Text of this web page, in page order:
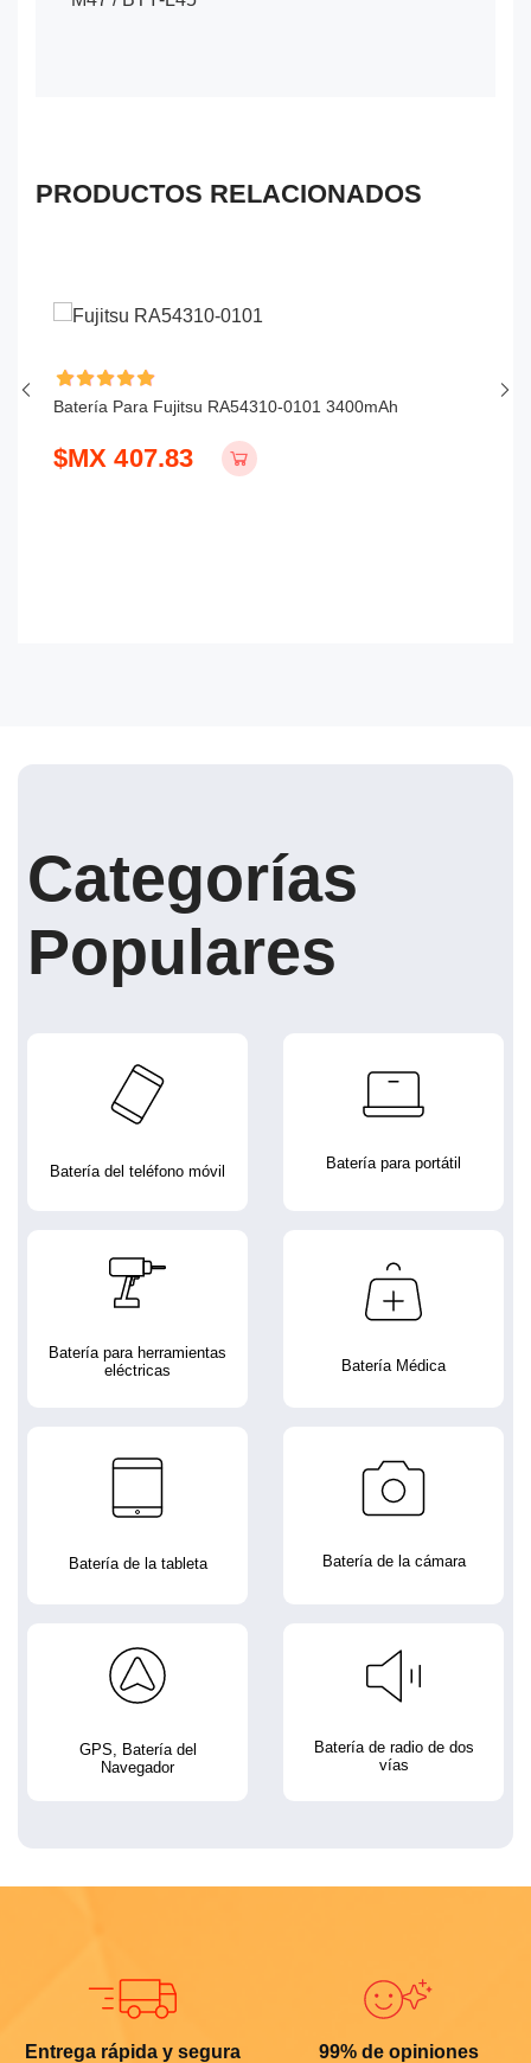
PRODUCTOS RELACIONADOS
Batería Para Fujitsu RA54310-0101 3400mAh
$MX 407.83
Categorías
Populares
Batería del teléfono móvil Batería para portátil
Batería para herramientas
eléctricas
Batería Médica
Batería de la tableta Batería de la cámara
GPS, Batería del
Navegador
Batería de radio de dos
vías
Entrega rápida y segura
99% de opiniones